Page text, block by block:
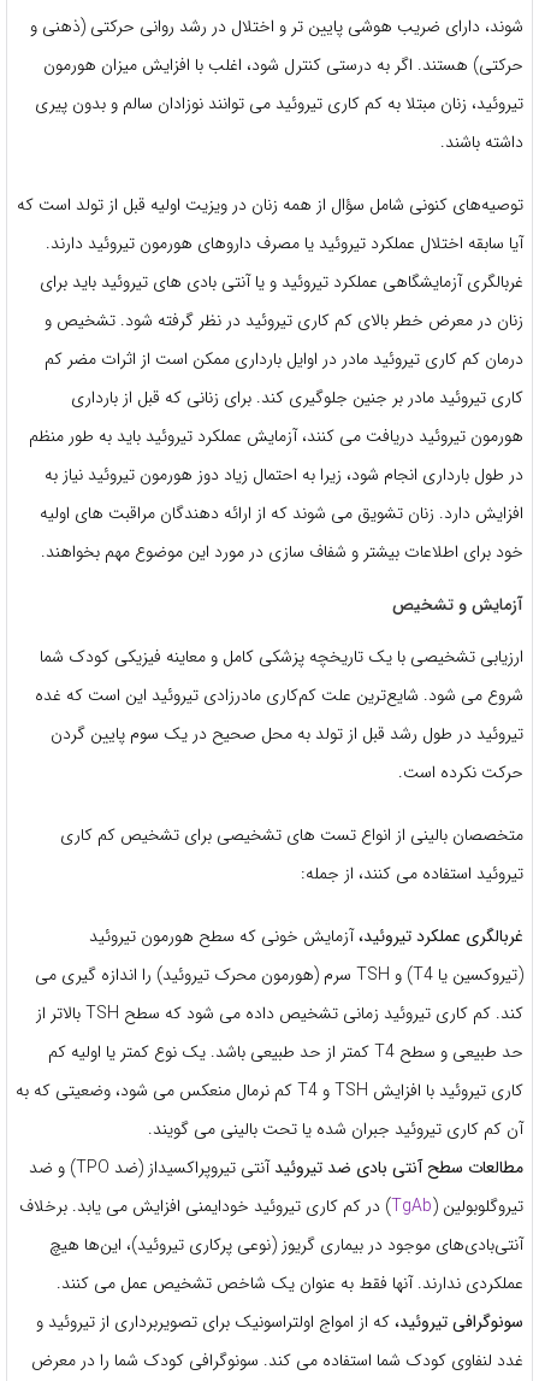
شوند، دارای ضریب هوشی پایین تر و اختلال در رشد روانی حرکتی (ذهنی و
حرکتی) هستند. اگر به درستی کنترل شود، اغلب با افزایش میزان هورمون
تیروئید، زنان مبتلا به کم کاری تیروئید می توانند نوزادان سالم و بدون پیری
داشته باشند.
توصیه‌های کنونی شامل سؤال از همه زنان در ویزیت اولیه قبل از تولد است که
آیا سابقه اختلال عملکرد تیروئید یا مصرف داروهای هورمون تیروئید دارند.
غربالگری آزمایشگاهی عملکرد تیروئید و یا آنتی بادی های تیروئید باید برای
زنان در معرض خطر بالای کم کاری تیروئید در نظر گرفته شود. تشخیص و
درمان کم کاری تیروئید مادر در اوایل بارداری ممکن است از اثرات مضر کم
کاری تیروئید مادر بر جنین جلوگیری کند. برای زنانی که قبل از بارداری
هورمون تیروئید دریافت می کنند، آزمایش عملکرد تیروئید باید به طور منظم
در طول بارداری انجام شود، زیرا به احتمال زیاد دوز هورمون تیروئید نیاز به
افزایش دارد. زنان تشویق می شوند که از ارائه دهندگان مراقبت های اولیه
خود برای اطلاعات بیشتر و شفاف سازی در مورد این موضوع مهم بخواهند.
آزمایش و تشخیص
ارزیابی تشخیصی با یک تاریخچه پزشکی کامل و معاینه فیزیکی کودک شما
شروع می شود. شایع‌ترین علت کم‌کاری مادرزادی تیروئید این است که غده
تیروئید در طول رشد قبل از تولد به محل صحیح در یک سوم پایین گردن
حرکت نکرده است.
متخصصان بالینی از انواع تست های تشخیصی برای تشخیص کم کاری
تیروئید استفاده می کنند، از جمله:
غربالگری عملکرد تیروئید،آزمایش خونی که سطح هورمون تیروئید
(تیروکسین یا T4) و TSH سرم (هورمون محرک تیروئید) را اندازه گیری می
کند. کم کاری تیروئید زمانی تشخیص داده می شود که سطح TSH بالاتر از
حد طبیعی و سطح T4 کمتر از حد طبیعی باشد. یک نوع کمتر یا اولیه کم
کاری تیروئید با افزایش TSH و T4 کم نرمال منعکس می شود، وضعیتی که به
آن کم کاری تیروئید جبران شده یا تحت بالینی می گویند.
مطالعات سطح آنتی بادی ضد تیروئید
آنتی تیروپراکسیداز (ضد TPO) و ضد
تیروگلوبولین (TgAb) در کم کاری تیروئید خودایمنی افزایش می یابد. برخلاف
آنتی‌بادی‌های موجود در بیماری گریوز (نوعی پرکاری تیروئید)، این‌ها هیچ
عملکردی ندارند. آنها فقط به عنوان یک شاخص تشخیص عمل می کنند.
سونوگرافی تیروئید،که از امواج اولتراسونیک برای تصویربرداری از تیروئید و
غدد لنفاوی کودک شما استفاده می کند. سونوگرافی کودک شما را در معرض